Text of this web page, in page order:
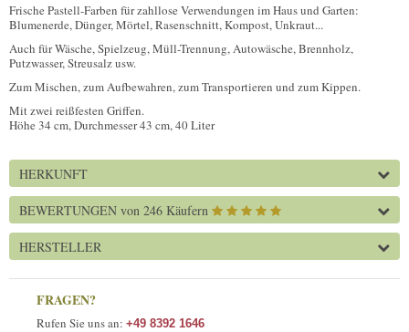
Frische Pastell-Farben für zahllose Verwendungen im Haus und Garten:
Blumenerde, Dünger, Mörtel, Rasenschnitt, Kompost, Unkraut...
Auch für Wäsche, Spielzeug, Müll-Trennung, Autowäsche, Brennholz,
Putzwasser, Streusalz usw.
Zum Mischen, zum Aufbewahren, zum Transportieren und zum Kippen.
Mit zwei reißfesten Griffen.
Höhe 34 cm, Durchmesser 43 cm, 40 Liter
HERKUNFT
BEWERTUNGEN von 246 Käufern
HERSTELLER
FRAGEN?
Rufen Sie uns an: +49 8392 1646